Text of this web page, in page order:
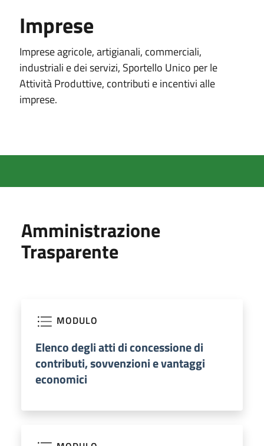
Imprese
Imprese agricole, artigianali, commerciali,
industriali e dei servizi, Sportello Unico per le
Attività Produttive, contributi e incentivi alle
imprese.
Amministrazione
Trasparente
MODULO
Elenco degli atti di concessione di
contributi, sovvenzioni e vantaggi
economici